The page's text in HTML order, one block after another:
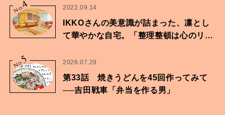
No.
4 2022.09.14
IKKOさんの美意識が詰まった、凛とし
て華やかな自宅。「整理整頓は心のリズ
No.5 2026.07.29
第33話 焼きうどんを45回作ってみて
──吉田戦車「弁当を作る男」